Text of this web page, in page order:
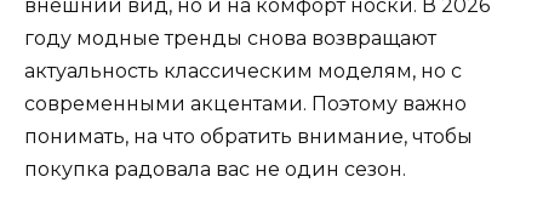
внешний вид, но и на комфорт носки. В 2026
году модные тренды снова возвращают
актуальность классическим моделям, но с
современными акцентами. Поэтому важно
понимать, на что обратить внимание, чтобы
покупка радовала вас не один сезон.